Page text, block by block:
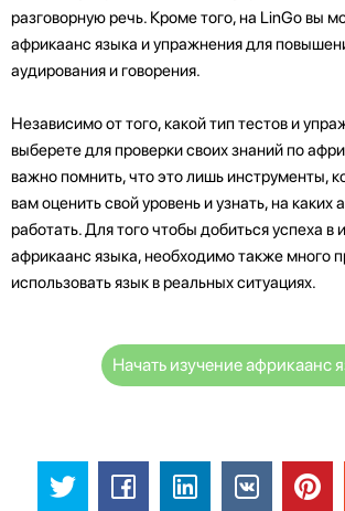
разговорную речь. Кроме того, на LinGo вы
африкаанс языка и упражнения для
аудирования и говорения.
Независимо от того, какой тип тестов и
выберете для проверки своих знаний по
важно помнить, что это лишь инструменты,
вам оценить свой уровень и узнать, на каких
работать. Для того чтобы добиться успеха в
африкаанс языка, необходимо также много
использовать язык в реальных ситуациях.
Начать изучение африкаанс